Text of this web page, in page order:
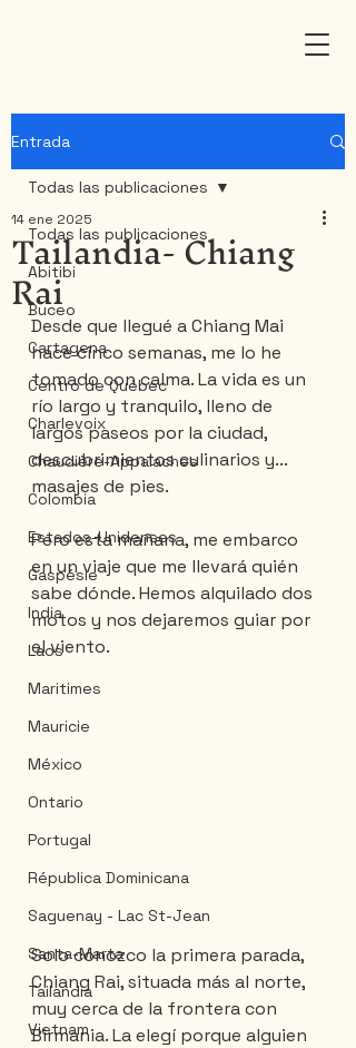
Entrada
Todas las publicaciones
Abitibi
Buceo
Cartagena
Centro de Québec
Charlevoix
Chaudière-Appalaches
Colombia
Estados-Unidenses
Gaspésie
India
Laos
Maritimes
Mauricie
México
Ontario
Portugal
Républica Dominicana
Saguenay - Lac St-Jean
Santa-Marta
Tailandia
Vietnam
Todas las publicaciones
Tailandia- Chiang
Rai
14 ene 2025
Desde que llegué a Chiang Mai
hace cinco semanas, me lo he
tomado con calma. La vida es un
río largo y tranquilo, lleno de
largos paseos por la ciudad,
descubrimientos culinarios y...
masajes de pies.
Pero esta mañana, me embarco
en un viaje que me llevará quién
sabe dónde. Hemos alquilado dos
motos y nos dejaremos guiar por
el viento.
Solo conozco la primera parada,
Chiang Rai, situada más al norte,
muy cerca de la frontera con
Birmania. La elegí porque alguien